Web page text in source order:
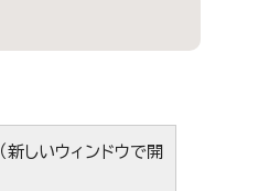
（新しいウィンドウで開